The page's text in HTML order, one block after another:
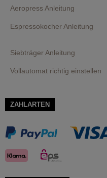
Aeropress Anleitung
Espressokocher Anleitung
Siebträger Anleitung
Vollautomat richtig einstellen
ZAHLARTEN